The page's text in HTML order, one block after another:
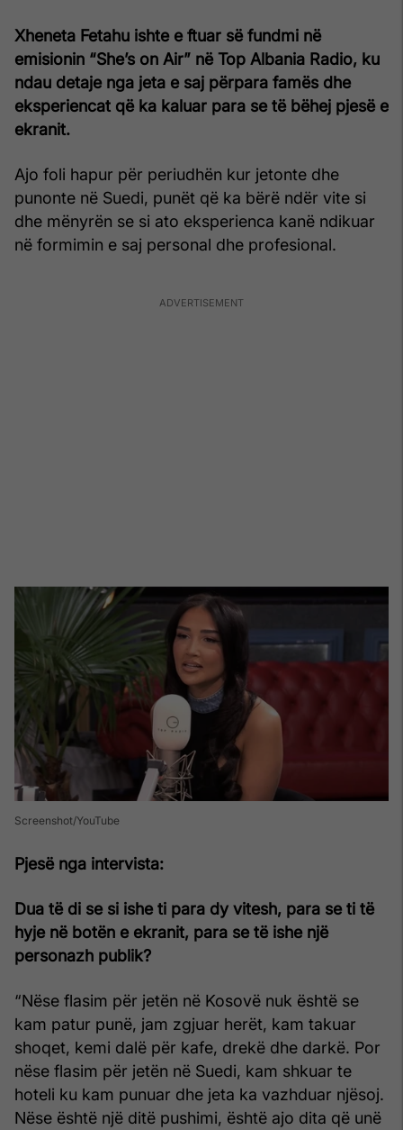
Xheneta Fetahu ishte e ftuar së fundmi në
emisionin “She’s on Air” në Top Albania Radio, ku
ndau detaje nga jeta e saj përpara famës dhe
eksperiencat që ka kaluar para se të bëhej pjesë e
ekranit.
Ajo foli hapur për periudhën kur jetonte dhe
punonte në Suedi, punët që ka bërë ndër vite si
dhe mënyrën se si ato eksperienca kanë ndikuar
në formimin e saj personal dhe profesional.
Screenshot/YouTube
Pjesë nga intervista:
Dua të di se si ishe ti para dy vitesh, para se ti të
hyje në botën e ekranit, para se të ishe një
personazh publik?
“Nëse flasim për jetën në Kosovë nuk është se
kam patur punë, jam zgjuar herët, kam takuar
shoqet, kemi dalë për kafe, drekë dhe darkë. Por
nëse flasim për jetën në Suedi, kam shkuar te
hoteli ku kam punuar dhe jeta ka vazhduar njësoj.
Nëse është një ditë pushimi, është ajo dita që unë